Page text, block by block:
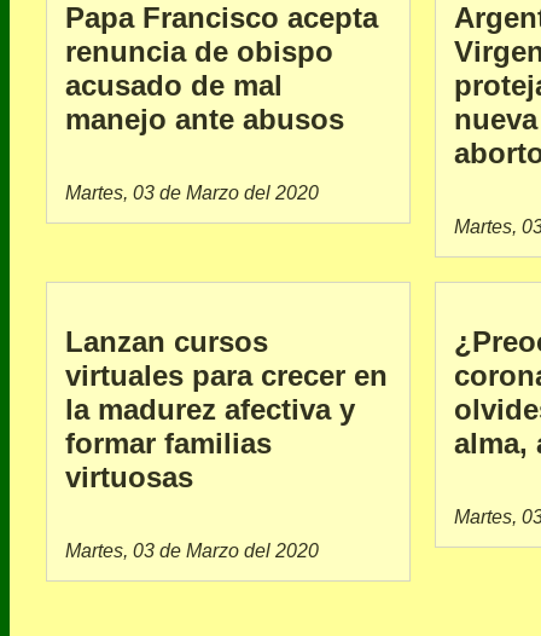
Papa Francisco acepta
renuncia de obispo
acusado de mal
manejo ante abusos
Martes, 03 de Marzo del 2020
Martes,
Lanzan cursos
virtuales para crecer en
la madurez afectiva y
formar familias
virtuosas
Martes, 03 de Marzo del 2020
alma,
Martes,